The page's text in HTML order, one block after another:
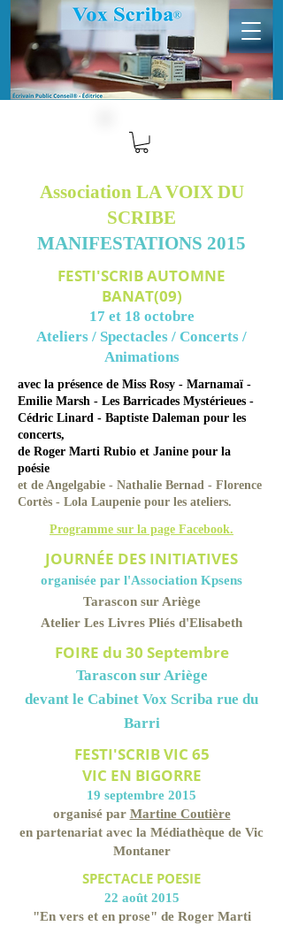
Association LA VOIX DU
SCRIBE
MANIFESTATIONS 2015
FESTI'SCRIB AUTOMNE
BANAT(09)
17 et 18 octobre
Ateliers / Spectacles / Concerts /
Animations
avec la présence de Miss Rosy - Marnamaï -
Emilie Marsh - Les Barricades Mystérieues -
Cédric Linard - Baptiste Daleman pour les
concerts,
de Roger Marti Rubio et Janine pour la
poésie
et de Angelgabie - Nathalie Bernad - Florence
Cortès - Lola Laupenie pour les ateliers.
Programme sur la page Facebook.
JOURNÉE DES INITIATIVES
organisée par l'Association Kpsens
Tarascon sur Ariège
Atelier Les Livres Pliés d'Elisabeth
FOIRE du 30 Septembre
Tarascon sur Ariège
devant le Cabinet Vox Scriba rue du
Barri
FESTI'SCRIB VIC 65
VIC EN BIGORRE
19 septembre 2015
organisé par Martine Coutière
en partenariat avec la Médiathèque de Vic
Montaner
SPECTACLE POESIE
22 août 2015
"En vers et en prose" de Roger Marti